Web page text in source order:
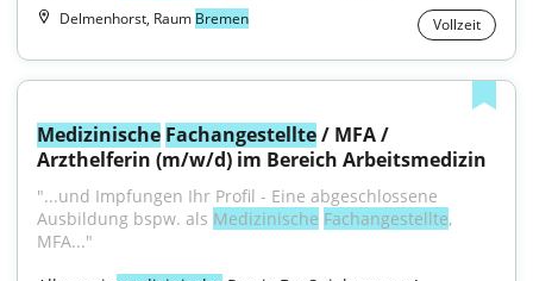
Delmenhorst, Raum Bremen Vollzeit
Medizinische Fachangestellte / MFA /
Arzthelferin (m/w/d) im Bereich Arbeitsmedizin
"...und Impfungen Ihr Profil - Eine abgeschlossene
Ausbildung bspw. als Medizinische Fachangestellte,
MFA..."